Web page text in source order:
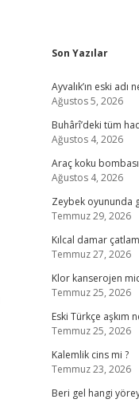
Son Yazılar
Ayvalık’ın eski adı
Ağustos 5, 2026
Buhârî’deki tüm
Ağustos 4, 2026
Araç koku
Ağustos 4, 2026
Zeybek oyununda
Temmuz 29, 2026
Kılcal damar
Temmuz 27, 2026
Klor kanserojen
Temmuz 25, 2026
Eski Türkçe aşkım
Temmuz 25, 2026
Kalemlik cins mi ?
Temmuz 23, 2026
Beri gel hangi